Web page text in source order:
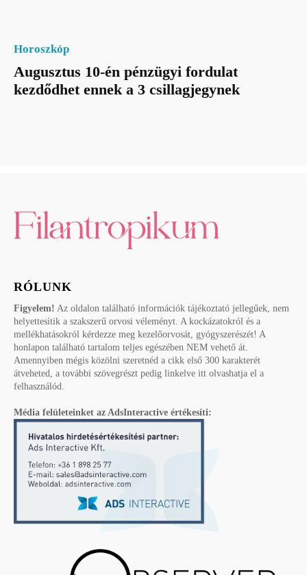
Horoszkóp
Augusztus 10-én pénzügyi fordulat
kezdődhet ennek a 3 csillagjegynek
RÓLUNK
Figyelem! Az oldalon található információk tájékoztató jellegűek, nem
helyettesítik a szakszerű orvosi véleményt. A kockázatokról és a
mellékhatásokról kérdezze meg kezelőorvosát, gyógyszerészét! A
honlapon található tartalom teljes egészében NEM vehető át.
Amennyiben mégis közölni szeretnéd a cikk első 300 karakterét
átveheted, a további szövegrészt pedig linkelve itt olvashatja el a
felhasználód.
Média felületeinket az AdsInteractive értékesíti: